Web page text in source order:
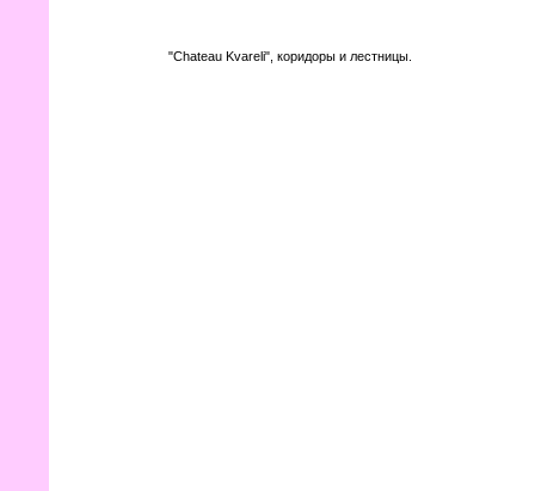
"Chateau Kvareli", коридоры и лестницы.